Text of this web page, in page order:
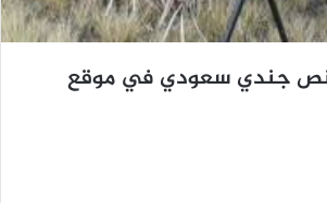
جندي سعودي في موقع